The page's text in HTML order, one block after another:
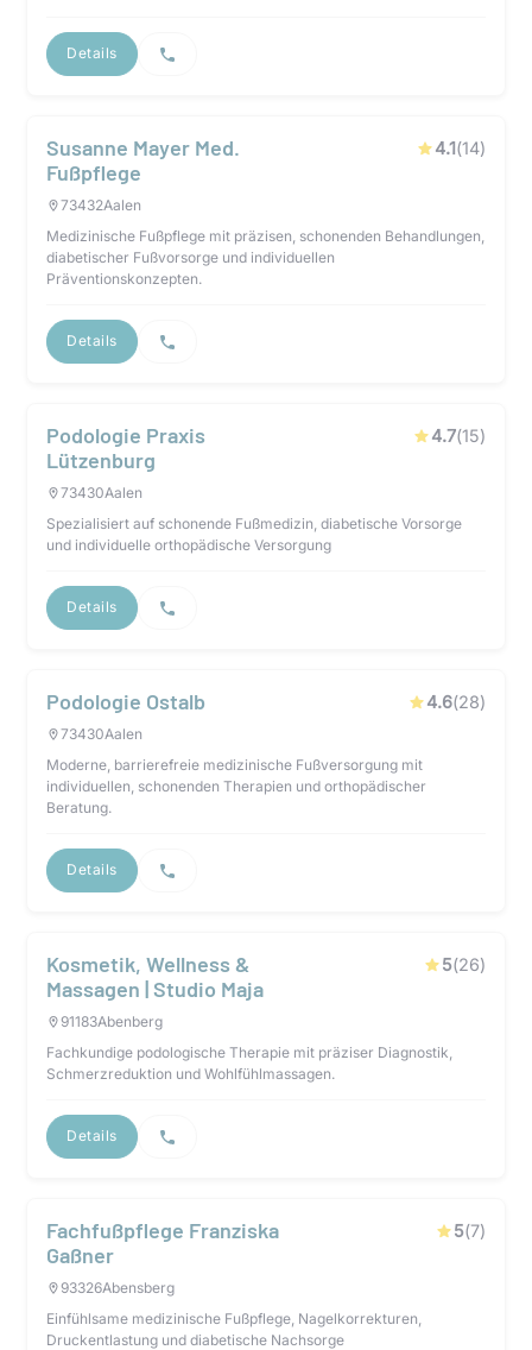
Details
Susanne Mayer Med.
Fußpflege
4.1(14)
73432Aalen
Medizinische Fußpflege mit präzisen, schonenden Behandlungen,
diabetischer Fußvorsorge und individuellen
Präventionskonzepten.
Details
Podologie Praxis
Lützenburg
4.7(15)
73430Aalen
Spezialisiert auf schonende Fußmedizin, diabetische Vorsorge
und individuelle orthopädische Versorgung
Details
Podologie Ostalb 4.6(28)
73430Aalen
Moderne, barrierefreie medizinische Fußversorgung mit
individuellen, schonenden Therapien und orthopädischer
Beratung.
Details
Kosmetik, Wellness &
Massagen | Studio Maja
5(26)
91183Abenberg
Fachkundige podologische Therapie mit präziser Diagnostik,
Schmerzreduktion und Wohlfühlmassagen.
Details
Fachfußpflege Franziska
Gaßner
5(7)
93326Abensberg
Einfühlsame medizinische Fußpflege, Nagelkorrekturen,
Druckentlastung und diabetische Nachsorge